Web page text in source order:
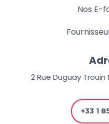
Nos E-
2 Rue Duguay Trouin
+33 1